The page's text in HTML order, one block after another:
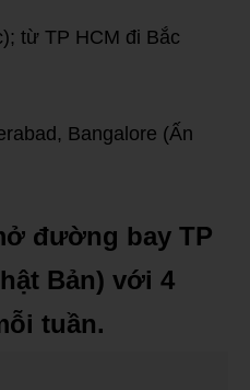
từ TP HCM đi Bắc
Bangalore (Ấn
đường bay TP
Bản) với 4
tuần.